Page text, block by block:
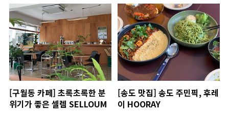
[구월동 카페] 초록초록한 분
위기가 좋은 셀렘 SELLOUM
[송도 맛집] 송도 주민픽, 후레
이 HOORAY